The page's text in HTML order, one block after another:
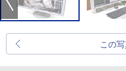
この